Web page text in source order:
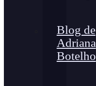
Blog de
Adriana
Botelho